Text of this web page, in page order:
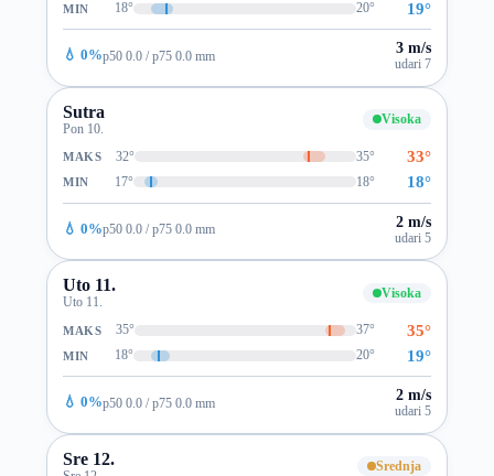
MIN 18° 20° 19°
💧 0%p50 0.0 / p75 0.0 mm 3 m/s
udari 7
Sutra
Pon 10.
Visoka
MAKS 32° 35° 33°
MIN 17° 18° 18°
💧 0%p50 0.0 / p75 0.0 mm 2 m/s
udari 5
Uto 11.
Uto 11.
Visoka
MAKS 35° 37° 35°
MIN 18° 20° 19°
💧 0%p50 0.0 / p75 0.0 mm 2 m/s
udari 5
Sre 12. Srednja